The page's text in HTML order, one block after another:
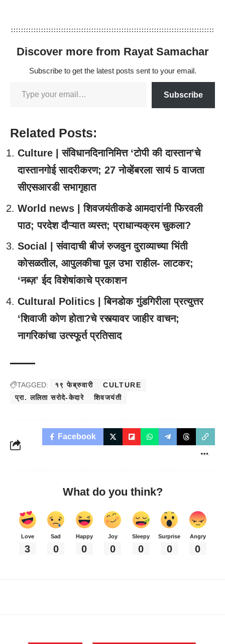
Discover more from Rayat Samachar
Subscribe to get the latest posts sent to your email.
Subscribe
Related Posts:
Culture | संविधानदिनानिमित्त ‘टोपी की दास्तान’चे
दास्तानगोई सादरीकरण; 27 नोव्हेंबरला सायं 5 वाजता
सीएसआरडी सभागृहात
World news | शिवजयंतीकडे आमदारांनी फिरवली
पाठ; परदेश दौऱ्यात व्यस्त; प्राधान्यक्रम चुकला?
Social | संवादाची बीजं रुजवुन दुराव्याच्या भिंती
कोसळतील, आपुलकीचा पूल उभा राहील- लाटकर;
‘नब्ज़’ ईद विशेषांकाचे प्रकाशन
Cultural Politics | बिनडोक गुंडगिरीला प्रत्युत्तर
‘शिवाजी कोण होता?चे रस्त्यावर जाहीर वाचन;
नागरिकांचा उत्स्फूर्त प्रतिसाद
TAGGED: १९ फेब्रुवारी
CULTURE
प्रा. ललिता सरोदे-केदारे
शिवजयंती
Facebook
What do you think?
Love
3
Sad
0
Happy
0
Joy
0
Sleepy
0
Surprise
0
Angry
0